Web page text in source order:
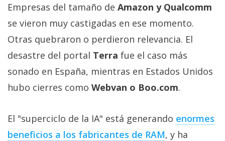
Empresas del tamaño de Amazon y Qualcomm
se vieron muy castigadas en ese momento.
Otras quebraron o perdieron relevancia. El
desastre del portal Terra fue el caso más
sonado en España, mientras en Estados Unidos
hubo cierres como Webvan o Boo.com.
El "superciclo de la IA" está generando enormes
beneficios a los fabricantes de RAM‎, y ha